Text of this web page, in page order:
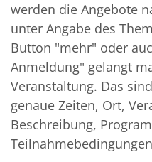
werden die Angebote
unter Angabe des
Button "mehr" oder
Anmeldung" gelangt
Veranstaltung. Das
genaue Zeiten, Ort,
Beschreibung,